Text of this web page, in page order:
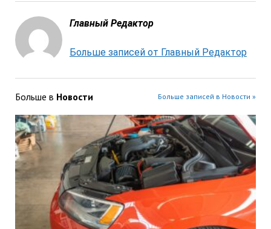
Главный Редактор
Больше записей от Главный Редактор
Больше в Новости Больше записей в Новости »